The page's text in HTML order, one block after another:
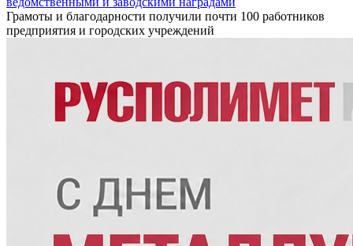
Грамоты и благодарности получили почти 100 работников
предприятия и городских учреждений